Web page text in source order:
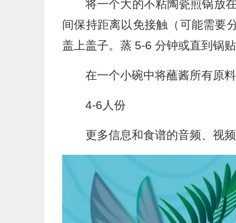
将一个大的不粘陶瓷煎锅放
间保持距离以免接触（可能需要
盖上盖子。蒸 5-6 分钟或直到锅贴
在一个小碗中将蘸酱所有原
4-6人份
更多信息和食谱的音频、视